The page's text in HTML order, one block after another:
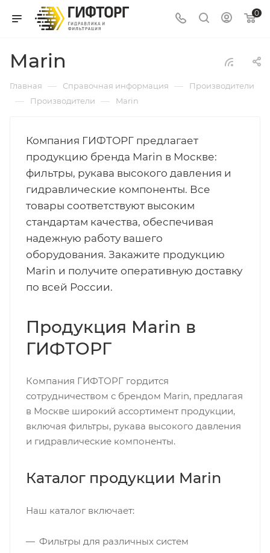
0
Marin
Главная — Справочная информация — Производители
— Производители — Marin
Компания ГИФТОРГ предлагает
продукцию бренда Marin в Москве:
фильтры, рукава высокого давления и
гидравлические компоненты. Все
товары соответствуют высоким
стандартам качества, обеспечивая
надежную работу вашего
оборудования. Закажите продукцию
Marin и получите оперативную доставку
по всей России.
Продукция Marin в
ГИФТОРГ
Компания ГИФТОРГ гордится
сотрудничеством с брендом Marin, предлагая
в Москве широкий ассортимент продукции,
включая фильтры, рукава высокого давления
и гидравлические компоненты.
Каталог продукции Marin
Наш каталог включает:
Фильтры для различных систем